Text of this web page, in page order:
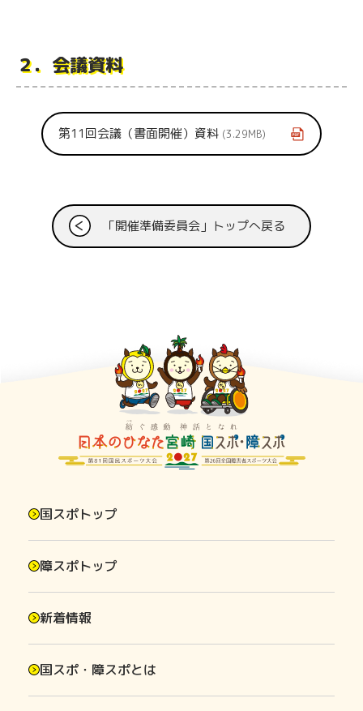
２．会議資料
第11回会議（書面開催）資料 3.29MB
「開催準備委員会」トップへ戻る
国スポトップ
障スポトップ
新着情報
国スポ・障スポとは